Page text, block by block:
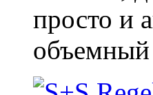
просто и
объемный